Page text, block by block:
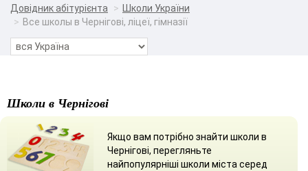
Довідник абітурієнта
Школи України
Все школы в Чернігові, ліцеї, гімназії
Школи в Чернігові
Якщо вам потрібно знайти школи в
Чернігові, перегляньте
найпопулярніші школи міста серед